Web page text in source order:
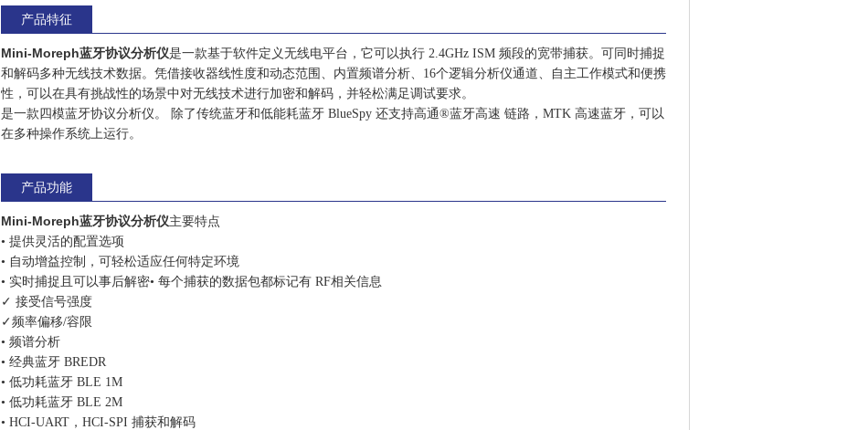
产品特征
Mini-Moreph蓝牙协议分析仪是一款基于软件定义无线电平台，它可以执行 2.4GHz ISM 频段的宽带捕获。可同时捕捉
和解码多种无线技术数据。凭借接收器线性度和动态范围、内置频谱分析、16个逻辑分析仪通道、自主工作模式和便携
性，可以在具有挑战性的场景中对无线技术进行加密和解码，并轻松满足调试要求。
是一款四模蓝牙协议分析仪。 除了传统蓝牙和低能耗蓝牙 BlueSpy 还支持高通®蓝牙高速 链路，MTK 高速蓝牙，可以
在多种操作系统上运行。
产品功能
Mini-Moreph蓝牙协议分析仪主要特点
• 提供灵活的配置选项
• 自动增益控制，可轻松适应任何特定环境
• 实时捕捉且可以事后解密• 每个捕获的数据包都标记有 RF相关信息
✓ 接受信号强度
✓频率偏移/容限
• 频谱分析
• 经典蓝牙 BREDR
• 低功耗蓝牙 BLE 1M
• 低功耗蓝牙 BLE 2M
• HCI-UART，HCI-SPI 捕获和解码